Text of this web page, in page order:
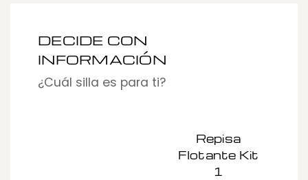
DECIDE CON
INFORMACIÓN
¿Cuál silla es para ti?
Repisa
Flotante Kit
1